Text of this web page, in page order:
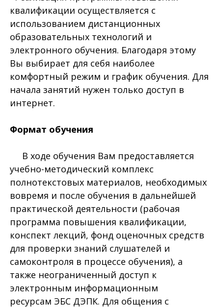
квалификации осуществляется с
использованием дистанционных
образовательных технологий и
электронного обучения. Благодаря этому
Вы выбирает для себя наиболее
комфортный режим и график обучения. Для
начала занятий нужен только доступ в
интернет.
Формат обучения
В ходе обучения Вам предоставляется
учебно-методический комплекс
полнотекстовых материалов, необходимых
вовремя и после обучения в дальнейшей
практической деятельности (рабочая
программа повышения квалификации,
конспект лекций, фонд оценочных средств
для проверки знаний слушателей и
самоконтроля в процессе обучения), а
также неограниченный доступ к
электронным информационным
ресурсам ЭБС ДЭПК. Для общения с